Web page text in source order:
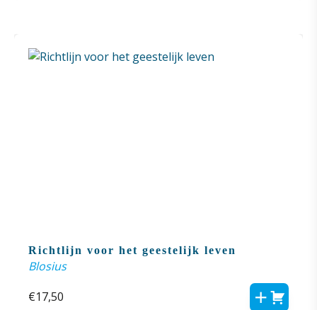
Richtlijn voor het geestelijk leven
Blosius
€17,50